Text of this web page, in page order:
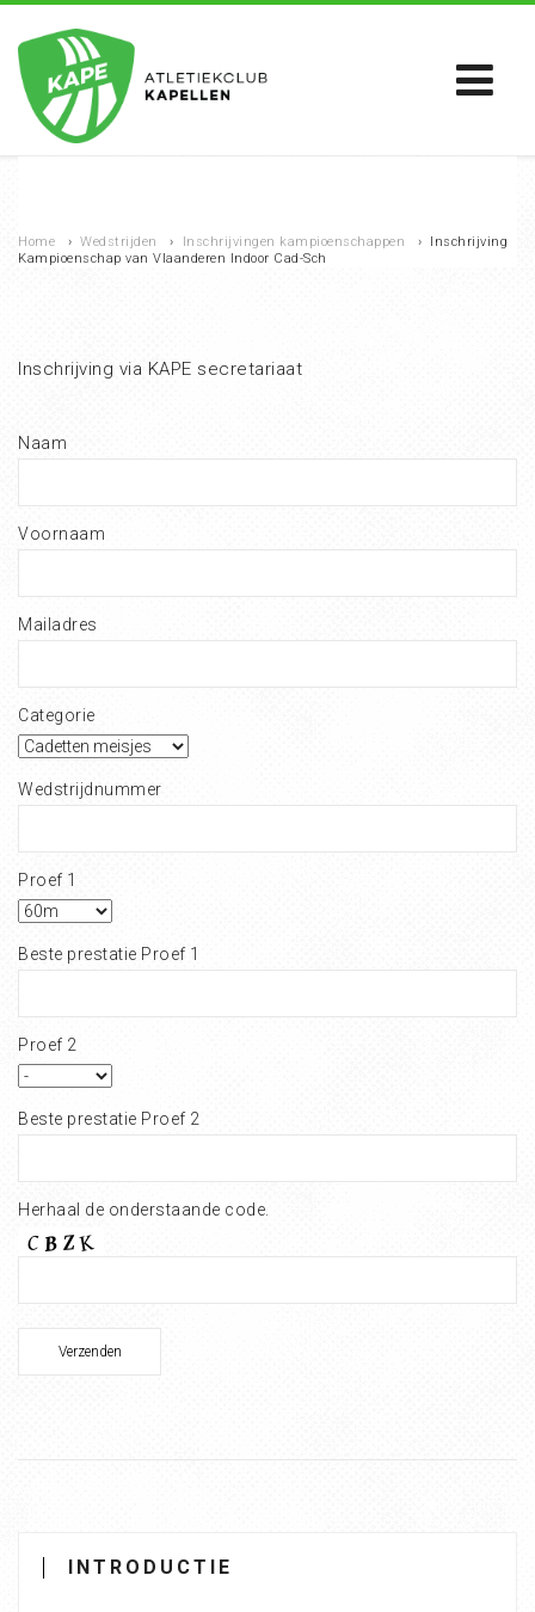
Home › Wedstrijden › Inschrijvingen kampioenschappen › Inschrijving
Kampioenschap van Vlaanderen Indoor Cad-Sch
Inschrijving via KAPE secretariaat
Naam
Voornaam
Mailadres
Categorie
Wedstrijdnummer
Proef 1
Beste prestatie Proef 1
Proef 2
Beste prestatie Proef 2
Herhaal de onderstaande code.
INTRODUCTIE